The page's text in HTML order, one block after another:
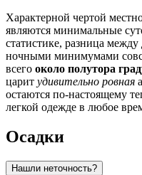
Характерной чертой
являются минимальные
статистике, разница
ночными минимумами
всего около полутора
царит удивительно ровная
остаются по-настоящему
легкой одежде в любое
Осадки
Нашли неточность?